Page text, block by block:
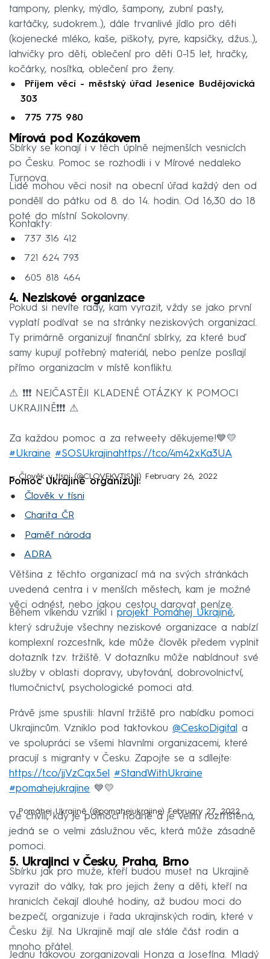
tampony, plenky, mýdlo, šampony, zubní pasty,
kartáčky, sudokrem..), dále trvanlivé jídlo pro děti
(kojenecké mléko, kaše, piškoty, pyre, kapsičky, džus..),
lahvičky pro děti, oblečení pro děti 0-15 let, hračky,
kočárky, nosítka, oblečení pro ženy.
Příjem věcí - městský úřad Jesenice Budějovická
303
775 775 980
Mírová pod Kozákovem
Sbírky se konají i v těch úplně nejmenších vesnicích
po Česku. Pomoc se rozhodli i v Mírové nedaleko
Turnova.
Lidé mohou věci nosit na obecní úřad každý den od
pondělí do pátku od 8. do 14. hodin. Od 16,30 do 18
poté do místní Sokolovny.
Kontakty:
737 316 412
721 624 793
605 818 464
4. Neziskové organizace
Pokud si nevíte rady, kam vyrazit, vždy se jako první
vyplatí podívat se na stránky neziskových organizací.
Ty primárně organizují finanční sbírky, za které buď
samy kupují potřebný materiál, nebo peníze posílají
přímo organizacím v místě konfliktu.
⚠ ❗❗❗ NEJČASTĚJI KLADENÉ OTÁZKY K POMOCI
UKRAJINĚ❗❗❗ ⚠
Za každou pomoc a za retweety děkujeme!💙💛
#Ukraine #SOSUkrajinahttps://t.co/4m42xKa3UA
— Člověk v tísni (@CLOVEKVTISNI) February 26, 2022
Pomoc Ukrajině organizují:
Člověk v tísni
Charita ČR
Paměť národa
ADRA
Většina z těchto organizací má na svých stránkách
uvedená centra i v menších městech, kam je možné
věci odnést, nebo jakou cestou darovat peníze.
Během víkendu vznikl i projekt Pomáhej Ukrajině,
který sdružuje všechny neziskové organizace a nabízí
komplexní rozcestník, kde může člověk předem vyplnit
dotazník tzv. tržiště. V dotazníku může nabídnout své
služby v oblasti dopravy, ubytování, dobrovolnictví,
tlumočnictví, psychologické pomoci atd.
Právě jsme spustili: hlavní tržiště pro nabídku pomoci
Ukrajincům. Vzniklo pod taktovkou @CeskoDigital
a
ve spolupráci se všemi hlavními organizacemi, které
pracují s migranty v Česku. Zapojte se a sdílejte:
https://t.co/jjVzCqx5el
#StandWithUkraine
#pomahejukrajine 💙💛
— Pomáhej Ukrajině (@pomahejukrajine)February 27, 2022
Ve chvíli, kdy je pomoci hodně a je velmi roztříštěná,
jedná se o velmi záslužnou věc, která může zásadně
pomoci.
5. Ukrajinci v Česku, Praha, Brno
Sbírku jak pro muže, kteří budou muset na Ukrajině
vyrazit do války, tak pro jejich ženy a děti, kteří na
hranicích čekají dlouhé hodiny, až budou moci do
bezpečí, organizuje i řada ukrajinských rodin, které v
Česku žijí. Na Ukrajině mají ale stále část rodin a
mnoho přátel.
Jednu takovou zorganizovali Honza a Josefína. Mladý